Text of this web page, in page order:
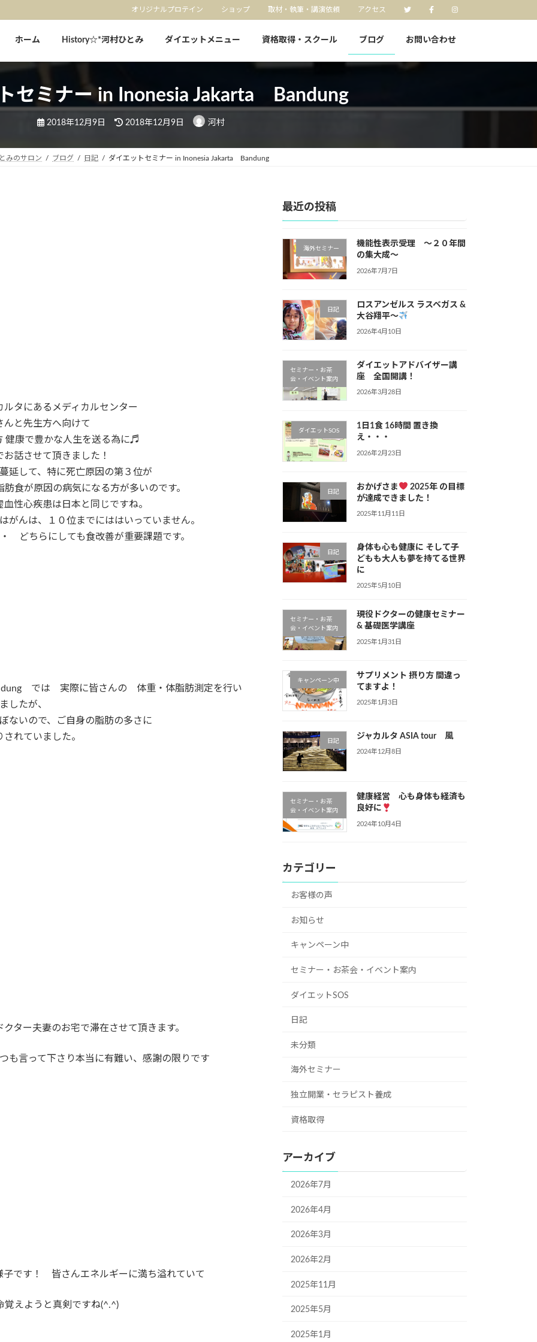
オリジナルプロテイン ショップ 取材・執筆・講演依頼 アクセス
ホーム History☆*河村ひとみ ダイエットメニュー 資格取得・スクール ブログ お問い合わせ
セミナー in Inonesia Jakarta Bandung
2018年12月9日
最
終
日
時
2018年12月9日 河村
みのサロン ブログ 日記 ダイエットセミナー in Inonesia Jakarta Bandung
タにあるメディカルセンター
んと先生方へ向けて
健康で豊かな人生を送る為に♬
話させて頂きました！
延して、特に死亡原因の第３位が
食が原因の病気になる方が多いのです。
心疾患は日本と同じですね。
んは、１０位までにははいっていません。
どちらにしても食改善が重要課題です。
では 実際に皆さんの 体重・体脂肪測定を行い
したが、
ないので、ご自身の脂肪の多さに
されていました。
ター夫妻のお宅で滞在させて頂きます。
も言って下さり本当に有難い、感謝の限りです
子です！ 皆さんエネルギーに満ち溢れていて
覚えようと真剣ですね(^.^)
最近の投稿
海外セミナー
機能性表示受理 〜２０年間
の集大成〜
2026年7月7日
日記
ロスアンゼルス ラスベガス &
大谷翔平〜
2026年4月10日
セミナー・お茶
会・イベント案内
ダイエットアドバイザー講
座 全国開講！
2026年3月28日
ダイエットSOS
1日1食 16時間 置き換
え・・・
2026年2月23日
日記
おかげさま
2025年 の目標
が達成できました！
2025年11月11日
日記
身体も心も健康に そして子
どもも大人も夢を持てる世界
に
2025年5月10日
セミナー・お茶
会・イベント案内
現役ドクターの健康セミナー
& 基礎医学講座
2025年1月31日
キャンペーン中
サプリメント 摂り方 間違っ
てますよ！
2025年1月3日
日記
ジャカルタ ASIA tour 風
2024年12月8日
セミナー・お茶
会・イベント案内
健康経営 心も身体も経済も
良好に
2024年10月4日
カテゴリー
お客様の声
お知らせ
キャンペーン中
セミナー・お茶会・イベント案内
ダイエットSOS
日記
未分類
海外セミナー
独立開業・セラピスト養成
資格取得
アーカイブ
2026年7月
2026年4月
2026年3月
2026年2月
2025年11月
2025年5月
2025年1月